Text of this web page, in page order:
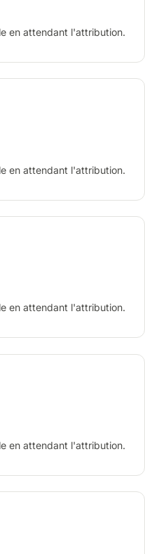
en attendant l'attribution.
en attendant l'attribution.
en attendant l'attribution.
en attendant l'attribution.